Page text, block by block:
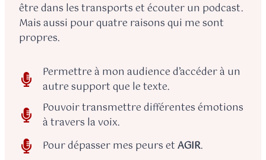
être dans les transports et écouter un podcast.
Mais aussi pour quatre raisons qui me sont
propres.
Permettre à mon audience d’accéder à un
autre support que le texte.
Pouvoir transmettre différentes émotions
à travers la voix.
Pour dépasser mes peurs etAGIR.